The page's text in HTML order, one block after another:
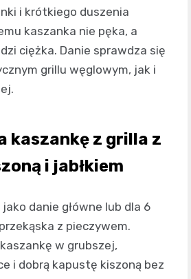
i krótkiego duszenia
kaszanka nie pęka, a
ciężka. Danie sprawdza się
grillu węglowym, jak i
kaszankę z grilla z
i jabłkiem
danie główne lub dla 6
z pieczywem.
w grubszej,
i dobrą kapustę kiszoną bez